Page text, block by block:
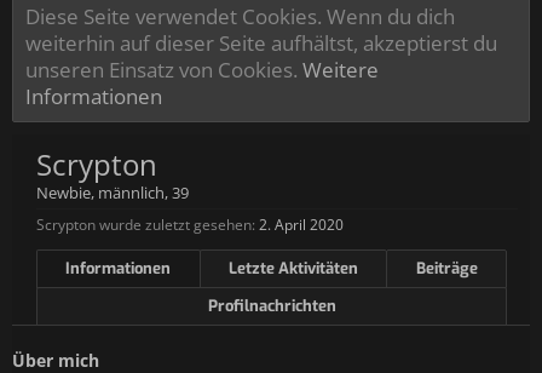
Diese Seite verwendet Cookies. Wenn du dich
weiterhin auf dieser Seite aufhältst, akzeptierst du
unseren Einsatz von Cookies. Weitere
Informationen
Scrypton
Newbie, männlich, 39
Scrypton wurde zuletzt gesehen: 2. April 2020
Informationen Letzte Aktivitäten
Beiträge
Profilnachrichten
Über mich